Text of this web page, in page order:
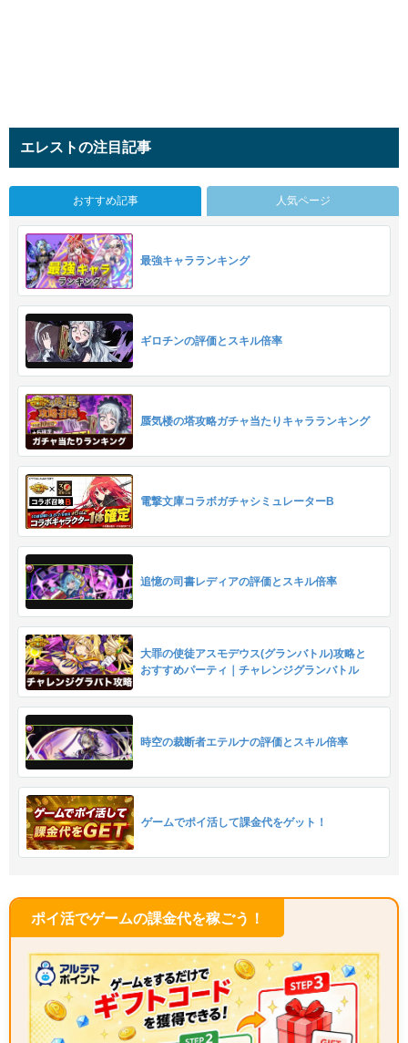
エレストの注目記事
おすすめ記事 人気ページ
最強キャラランキング
ギロチンの評価とスキル倍率
蜃気楼の塔攻略ガチャ当たりキャラランキング
電撃文庫コラボガチャシミュレーターB
追憶の司書レディアの評価とスキル倍率
大罪の使徒アスモデウス(グランバトル)攻略と
おすすめパーティ｜チャレンジグランバトル
時空の裁断者エテルナの評価とスキル倍率
ゲームでポイ活して課金代をゲット！
ポイ活でゲームの課金代を稼ごう！